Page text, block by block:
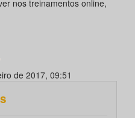
nos treinamentos online,
de 2017, 09:51